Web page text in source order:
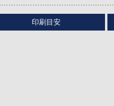
印刷目安